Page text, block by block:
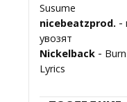
Susume
nicebeatzprod. -
увозят
Nickelback -
Lyrics